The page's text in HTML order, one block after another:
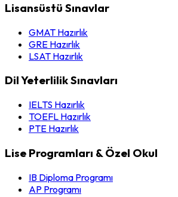
Lisansüstü Sınavlar
GMAT Hazırlık
GRE Hazırlık
LSAT Hazırlık
Dil Yeterlilik Sınavları
IELTS Hazırlık
TOEFL Hazırlık
PTE Hazırlık
Lise Programları & Özel Okul
IB Diploma Programı
AP Programı